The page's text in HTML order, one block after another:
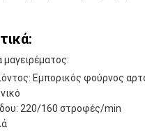
Εμπορικός φούρνος
220/160 στροφές/min